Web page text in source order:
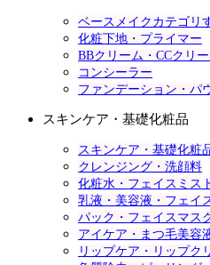
ベースメイクカテゴリ
化粧下地・プライマー
BBクリーム・CCクリ
コンシーラー
ファンデーション・パ
スキンケア・基礎化粧品
スキンケア・基礎化粧
クレンジング・洗顔料
化粧水・フェイスミス
乳液・美容液・フェイ
パック・フェイスマス
アイケア・まつ毛美容
リップケア・リップク